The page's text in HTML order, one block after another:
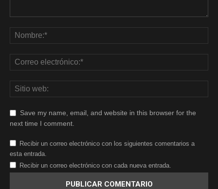
Save my name, email, and website in this browser for the
next time I comment.
Recibir un correo electrónico con los siguientes comentarios a
esta entrada.
Recibir un correo electrónico con cada nueva entrada.